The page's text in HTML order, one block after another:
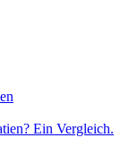
Ein Vergleich.